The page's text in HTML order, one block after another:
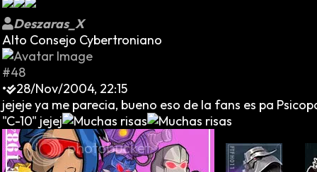
Deszaras_X
Alto Consejo Cybertroniano
#48
•
28/Nov/2004, 22:15
jejeje ya me parecia, bueno eso de la fans es pa
"C-10" jejej